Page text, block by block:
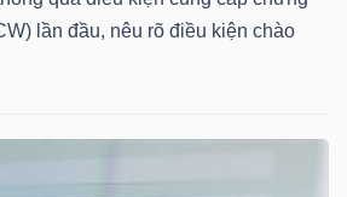
lần đầu, nêu rõ điều kiện chào